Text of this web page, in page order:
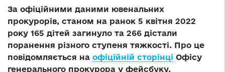
За офіційними даними ювенальних
прокурорів, станом на ранок 5 квітня 2022
року 165 дітей загинуло та 266 дістали
поранення різного ступеня тяжкості. Про це
повідомляється на офіційній сторінці Офісу
генерального прокурора у фейсбуку.